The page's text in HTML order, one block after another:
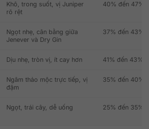
Khô, trong suốt, vị Juniper
rõ rệt
40% đến 47%
Ngọt nhẹ, cân bằng giữa
Jenever và Dry Gin
37% đến 43%
Dịu nhẹ, tròn vị, ít cay hơn 41% đến 43%
Ngâm thảo mộc trực tiếp, vị
đậm
35% đến 40%
Ngọt, trái cây, dễ uống 25% đến 35%